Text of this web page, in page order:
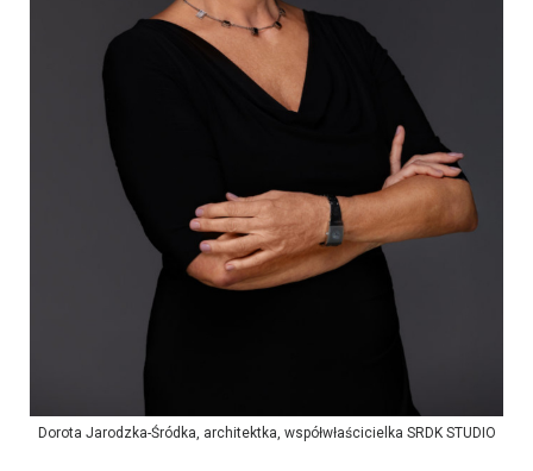
Dorota Jarodzka-Śródka, architektka, współwłaścicielka SRDK STUDIO